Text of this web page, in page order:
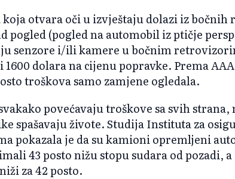
koja otvara oči u izvještaju dolazi iz
pogled (pogled na automobil iz ptičje
senzore i/ili kamere u bočnim
1600 dolara na cijenu popravke. Prema
troškova samo zamjene ogledala.
povećavaju troškove sa svih strana,
spašavaju živote. Studija Instituta za
pokazala je da su kamioni opremljeni
43 posto nižu stopu sudara od pozadi,
za 42 posto.